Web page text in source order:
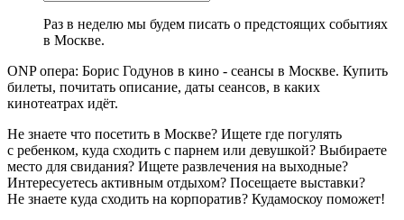
Раз в неделю мы будем писать о предстоящих событиях
в Москве.
ONP опера: Борис Годунов в кино - сеансы в Москве. Купить
билеты, почитать описание, даты сеансов, в каких
кинотеатрах идёт.
Не знаете что посетить в Москве? Ищете где погулять
с ребенком, куда сходить с парнем или девушкой? Выбираете
место для свидания? Ищете развлечения на выходные?
Интересуетесь активным отдыхом? Посещаете выставки?
Не знаете куда сходить на корпоратив? Кудамоскоу поможет!